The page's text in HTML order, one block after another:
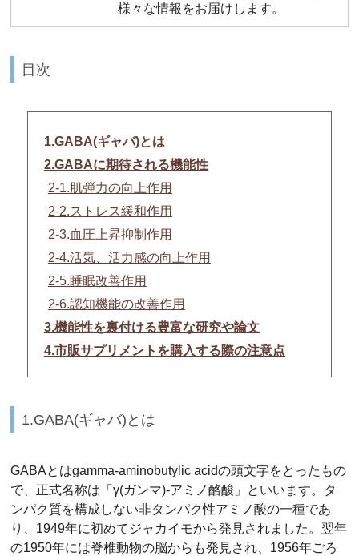
様々な情報をお届けします。
目次
1.GABA(ギャバ)とは
2.GABAに期待される機能性
2-1.肌弾力の向上作用
2-2.ストレス緩和作用
2-3.血圧上昇抑制作用
2-4.活気、活力感の向上作用
2-5.睡眠改善作用
2-6.認知機能の改善作用
3.機能性を裏付ける豊富な研究や論文
4.市販サプリメントを購入する際の注意点
1.GABA(ギャバ)とは
GABAとはgamma-aminobutylic acidの頭文字をとったもの
で、正式名称は「γ(ガンマ)-アミノ酪酸」といいます。タ
ンパク質を構成しない非タンパク性アミノ酸の一種であ
り、1949年に初めてジャカイモから発見されました。翌年
の1950年には脊椎動物の脳からも発見され、1956年ごろ